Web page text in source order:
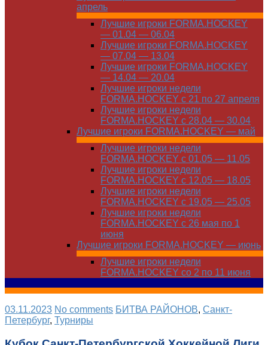
апрель
Лучшие игроки FORMA.HOCKEY
— 01.04 — 06.04
Лучшие игроки FORMA.HOCKEY
— 07.04 — 13.04
Лучшие игроки FORMA.HOCKEY
— 14.04 — 20.04
Лучшие игроки недели
FORMA.HOCKEY с 21 по 27 апреля
Лучшие игроки недели
FORMA.HOCKEY с 28.04 — 30.04
Лучшие игроки FORMA.HOCKEY — май
Лучшие игроки недели
FORMA.HOCKEY с 01.05 — 11.05
Лучшие игроки недели
FORMA.HOCKEY с 12.05 — 18.05
Лучшие игроки недели
FORMA.HOCKEY с 19.05 — 25.05
Лучшие игроки недели
FORMA.HOCKEY с 26 мая по 1
июня
Лучшие игроки FORMA.HOCKEY — июнь
Лучшие игроки недели
FORMA.HOCKEY со 2 по 11 июня
03.11.2023 No comments БИТВА РАЙОНОВ, Санкт-
Петербург, Турниры